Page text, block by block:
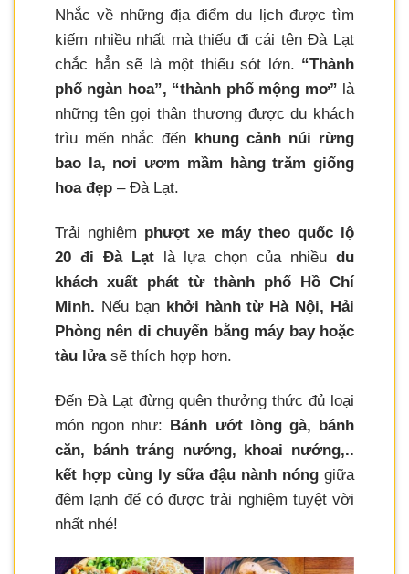
Nhắc về những địa điểm du lịch được tìm
kiếm nhiều nhất mà thiếu đi cái tên Đà Lạt
chắc hẳn sẽ là một thiếu sót lớn. “Thành
phố ngàn hoa”, “thành phố mộng mơ” là
những tên gọi thân thương được du khách
trìu mến nhắc đến
khung cảnh núi rừng
bao la, nơi ươm mầm hàng trăm giống
hoa đẹp – Đà Lạt.
Trải nghiệm phượt xe máy theo quốc lộ
20 đi Đà Lạtlà lựa chọn của nhiềudu
khách xuất phát từ thành phố Hồ Chí
Minh. Nếu bạn khởi hành từ Hà Nội, Hải
Phòng nên di chuyển bằng máy bay hoặc
tàu lửasẽ thích hợp hơn.
Đến Đà Lạt đừng quên thưởng thức đủ loại
món ngon như:
Bánh ướt lòng gà, bánh
căn, bánh tráng nướng, khoai nướng,..
kết hợp cùng ly sữa đậu nành nóng giữa
đêm lạnh để có được trải nghiệm tuyệt vời
nhất nhé!